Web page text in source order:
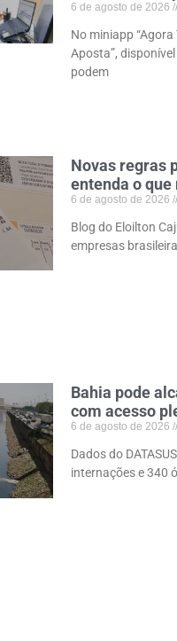
6 de agosto de 2026
No miniapp
Aposta”,
podem
Novas regras
entenda o
6 de agosto de 2026
Blog do Eloilton
empresas
Bahia pode
com acesso
6 de agosto de 2026
Dados do
internações e 340